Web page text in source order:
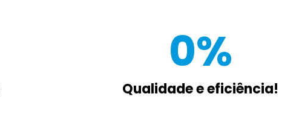
Qualidade e eficiência!
0%